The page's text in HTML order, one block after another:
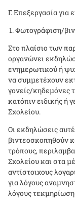
Γ. Επεξεργασία για
Φωτογράφιση/
Στο πλαίσιο των
οργανώνει
ενημερωτικού ή
να συμμετέχουν
γονείς/κηδεμόνες
κατόπιν ειδικής ή
Σχολείου.
Οι εκδηλώσεις
βιντεοσκοπηθούν
τρόπους,
Σχολείου και στα
αντίστοιχους
για λόγους
λόγους